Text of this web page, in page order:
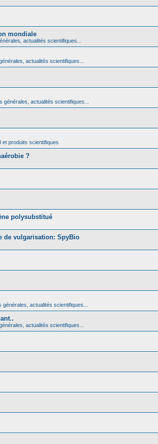
mondiale
actualités scientifiques...
actualités scientifiques...
générales, actualités scientifiques...
et produits scientifiques
?
polysubstitué
de vulgarisation: SpyBio
actualités scientifiques...
actualités scientifiques...